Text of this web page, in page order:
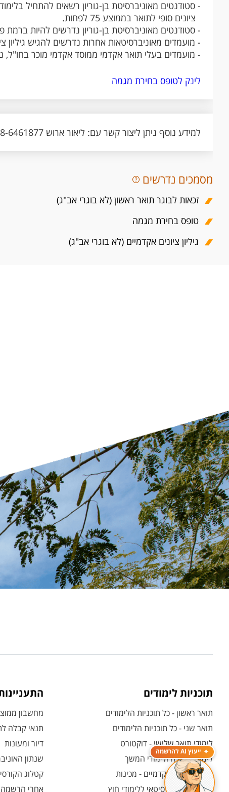
ייעוץ AI להרשמה
- סטודנטים מאוניברסיטת בן-גוריון רשאים להתחיל
ציונים סופי לתואר בממוצע 75 לפחות.
- סטודנטים מאוניברסיטת בן-גוריון נדרשים להיות
- מועמדים מאוניברסיטאות אחרות נדרשים להגיש גיליון
- מועמדים בעלי תואר אקדמי ממוסד אקדמי מוכר
לינק לטופס בחירת מגמה
למידע נוסף ניתן ליצור קשר עם: ליאור ארוש 08-6461877 dvirli@bgu.ac.il
מסמכים נדרשים
זכאות לבוגר תואר ראשון (לא בוגרי אב"ג)
טופס בחירת מגמה
גיליון ציונים אקדמיים (לא בוגרי אב"ג)
דברו איתנו במרכז הייעוץ
ימים א'-ה' 09:00 - 17:00
טלפון 08-6461600 ווטסאפ 050-
תוכניות לימודים
תואר ראשון - כל תוכניות הלימודים
תואר שני - כל תוכניות הלימודים
לימודי תואר שלישי - דוקטורט
לימודי תעודה ולימודי המשך
לימודים קדם אקדמיים - מכינות
המרכז האוניברסיטאי ללימודי חוץ
מחשבון
תנאי קבלה
דיור ומעונות
שנתון
קטלוג
אחרי הרשמה